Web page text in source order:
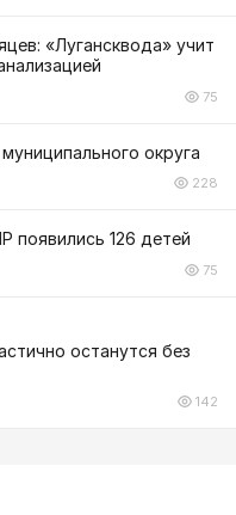
«Лугансквода» учит
75
округа
228
появились 126 детей
75
останутся без
142